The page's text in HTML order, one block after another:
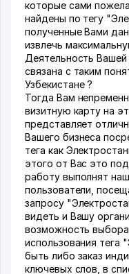
которые сами
найдены по тегу
полученные Вами
извлечь
Деятельность
связана с таким
Узбекистане ?
Тогда Вам
визитную карту на
представляет
Вашего бизнеса
тега как
этого от Вас это
работу выполнят
пользователи,
запросу
видеть и Вашу
возможность
использования тега
быть либо заказ
ключевых слов, в